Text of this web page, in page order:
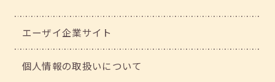
エーザイ企業サイト
個人情報の取扱いについて